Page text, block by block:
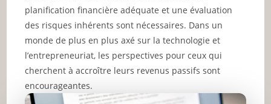
planification financière adéquate et une évaluation
des risques inhérents sont nécessaires. Dans un
monde de plus en plus axé sur la technologie et
l’entrepreneuriat, les perspectives pour ceux qui
cherchent à accroître leurs revenus passifs sont
encourageantes.